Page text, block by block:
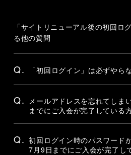
「サイトリニューアル後の初回ロ
る他の質問
Q. 「初回ログイン」は必ずやら
Q. メールアドレスを忘れてしま
までにご入会が完了している方
Q. 初回ログイン時のパスワード
7月9日までにご入会が完了し